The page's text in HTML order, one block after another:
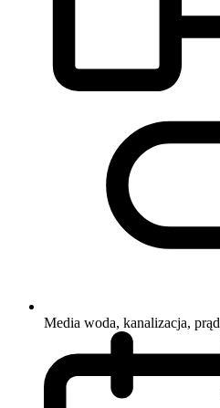
Media woda, kanalizacja, prąd